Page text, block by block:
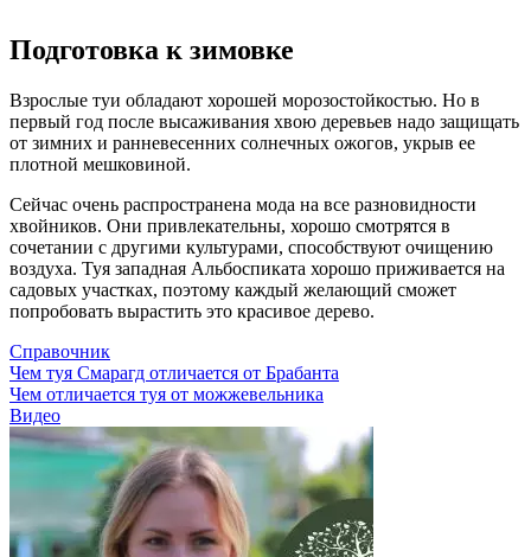
Подготовка к зимовке
Взрослые туи обладают хорошей морозостойкостью. Но в
первый год после высаживания хвою деревьев надо защищать
от зимних и ранневесенних солнечных ожогов, укрыв ее
плотной мешковиной.
Сейчас очень распространена мода на все разновидности
хвойников. Они привлекательны, хорошо смотрятся в
сочетании с другими культурами, способствуют очищению
воздуха. Туя западная Альбоспиката хорошо приживается на
садовых участках, поэтому каждый желающий сможет
попробовать вырастить это красивое дерево.
Справочник
Чем туя Смарагд отличается от Брабанта
Чем отличается туя от можжевельника
Видео